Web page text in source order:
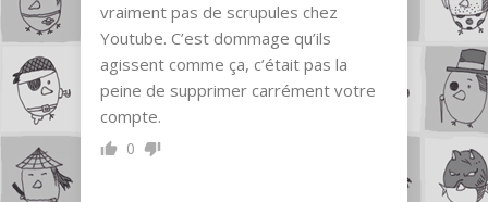
vraiment pas de scrupules chez
Youtube. C’est dommage qu’ils
agissent comme ça, c’était pas la
peine de supprimer carrément votre
compte.
0